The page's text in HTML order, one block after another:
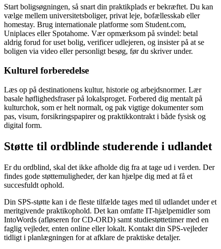
Start boligsøgningen, så snart din praktikplads er bekræftet. Du kan
vælge mellem universitetsboliger, privat leje, bofællesskab eller
homestay. Brug internationale platforme som Student.com,
Uniplaces eller Spotahome. Vær opmærksom på svindel: betal
aldrig forud for uset bolig, verificer udlejeren, og insister på at se
boligen via video eller personligt besøg, før du skriver under.
Kulturel forberedelse
Læs op på destinationens kultur, historie og arbejdsnormer. Lær
basale høflighedsfraser på lokalsproget. Forbered dig mentalt på
kulturchok, som er helt normalt, og pak vigtige dokumenter som
pas, visum, forsikringspapirer og praktikkontrakt i både fysisk og
digital form.
Støtte til ordblinde studerende i udlandet
Er du ordblind, skal det ikke afholde dig fra at tage ud i verden. Der
findes gode støttemuligheder, der kan hjælpe dig med at få et
succesfuldt ophold.
Din SPS-støtte kan i de fleste tilfælde tages med til udlandet under et
meritgivende praktikophold. Det kan omfatte IT-hjælpemidler som
IntoWords (afløseren for CD-ORD) samt studiestøttetimer med en
faglig vejleder, enten online eller lokalt. Kontakt din SPS-vejleder
tidligt i planlægningen for at afklare de praktiske detaljer.